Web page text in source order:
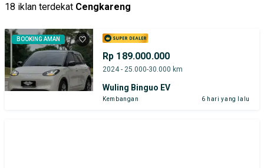
18 iklan terdekat Cengkareng
BOOKING AMAN
Rp 189.000.000
2024 - 25.000-30.000 km
Wuling Binguo EV
Kembangan 6 hari yang lalu